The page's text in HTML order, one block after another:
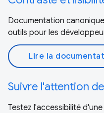
Documentation
outils pour les
Lire la
Suivre l'attention
Testez l'accessibilité